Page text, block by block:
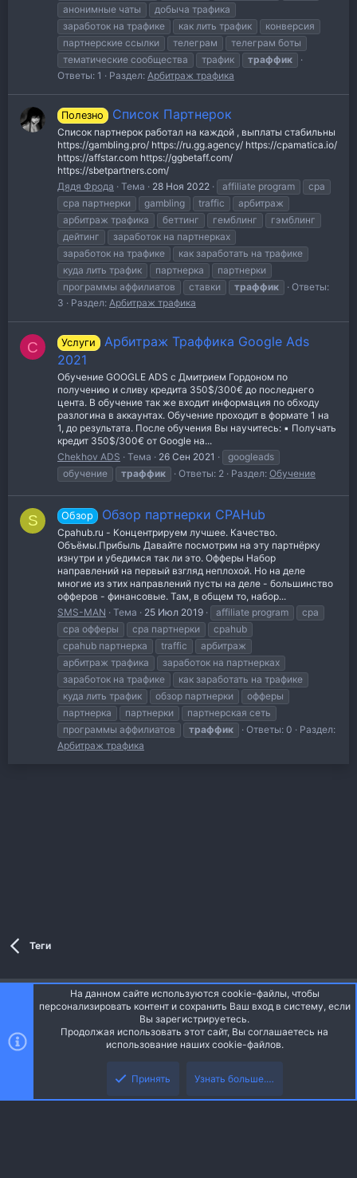
анонимные чаты
добыча трафика
заработок на трафике
как лить трафик
конверсия
партнерские ссылки
телеграм
телеграм боты
тематические сообщества
трафик
траффик
Ответы: 1
Раздел: Арбитраж трафика
Полезно Список Партнерок
Список партнерок работал на каждой , выплаты стабильны
https://gambling.pro/ https://ru.gg.agency/ https://cpamatica.io/
https://affstar.com https://ggbetaff.com/
https://sbetpartners.com/
Дядя Фрода
Тема 28 Ноя 2022 affiliate program
cpa
cpa партнерки
gambling traffic
арбитраж
арбитраж трафика
беттинг гемблинг
гэмблинг
дейтинг
заработок на партнерках
заработок на трафике
как заработать на трафике
куда лить трафик
партнерка
партнерки
программы аффилиатов
ставки траффик
Ответы:
3
Раздел: Арбитраж трафика
C Услуги
Арбитраж Траффика Google Ads
2021
Обучение GOOGLE ADS с Дмитрием Гордоном по
получению и сливу кредита 350$/300€ до последнего
цента. В обучение так же входит информация по обходу
разлогина в аккаунтах. Обучение проходит в формате 1 на
1, до результата. После обучения Вы научитесь: ▪️ Получать
кредит 350$/300€ от Google на...
Chekhov ADS
Тема 26 Сен 2021
googleads
обучение
траффик Ответы: 2 Раздел: Обучение
S Обзор Обзор партнерки CPAHub
Cpahub.ru - Концентрируем лучшее. Качество.
Объёмы.Прибыль Давайте посмотрим на эту партнёрку
изнутри и убедимся так ли это. Офферы Набор
направлений на первый взгляд неплохой. Но на деле
многие из этих направлений пусты на деле - большинство
офферов - финансовые. Там, в общем то, набор...
SMS-MAN
Тема 25 Июл 2019 affiliate program
cpa
cpa офферы
cpa партнерки
cpahub
cpahub партнерка
traffic
арбитраж
арбитраж трафика
заработок на партнерках
заработок на трафике
как заработать на трафике
куда лить трафик
обзор партнерки
офферы
партнерка
партнерки
партнерская сеть
программы аффилиатов
траффик Ответы: 0
Раздел:
Арбитраж трафика
Теги
Обратная связь
Условия и правила
Политика конфиденциальности
Style and add-ons by ThemeHouse
Перевод от Jumuro ®
Запросы 12 Время 0.0344s
3.38MB
Верх
На данном сайте используются cookie-файлы, чтобы
персонализировать контент и сохранить Ваш вход в систему, если
Вы зарегистрируетесь.
Продолжая использовать этот сайт, Вы соглашаетесь на
использование наших cookie-файлов.
Принять Узнать больше.…